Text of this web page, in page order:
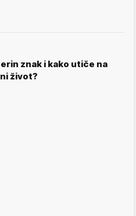
znak i kako utiče na
život?